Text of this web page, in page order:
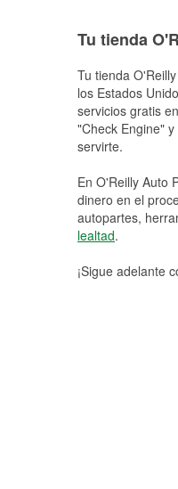
Tu tienda
Tu tienda
los Estados
servicios gratis
"Check Engine"
servirte.
En O'Reilly Auto
dinero en el
autopartes,
lealtad.
¡Sigue adelante